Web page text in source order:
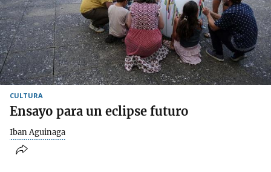
CULTURA
Ensayo para un eclipse futuro
Iban Aguinaga